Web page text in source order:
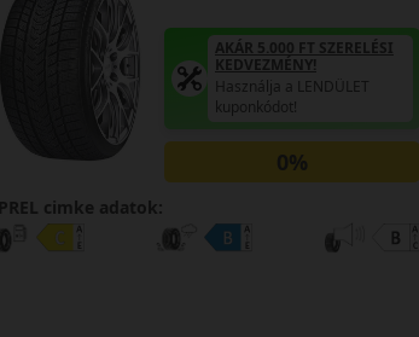
AKÁR 5.000 FT SZERELÉSI
KEDVEZMÉNY!
Használja a LENDÜLET
kuponkódot!
0%
cimke adatok: